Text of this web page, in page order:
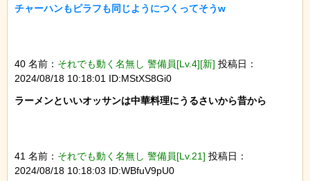
チャーハンもピラフも同じようにつくってそうw
40 名前： それでも動く名無し 警備員[Lv.4][新] 投稿日：
2024/08/18 10:18:01 ID:MStXS8Gi0
ラーメンといいオッサンは中華料理にうるさいから昔から
41 名前： それでも動く名無し 警備員[Lv.21] 投稿日：
2024/08/18 10:18:03 ID:WBfuV9pU0